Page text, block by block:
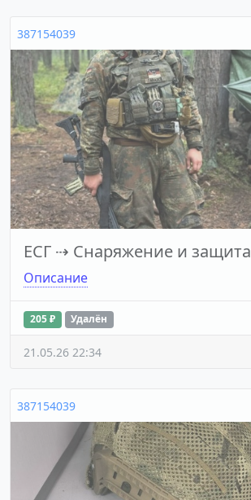
387154039
ЕСГ ⇢ Снаряжение и защита
Описание
205 ₽ Удалён
21.05.26 22:34
387154039